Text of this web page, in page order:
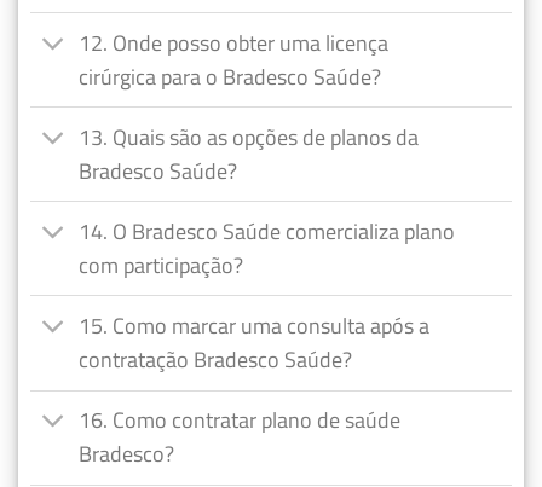
12. Onde posso obter uma licença
cirúrgica para o Bradesco Saúde?
13. Quais são as opções de planos da
Bradesco Saúde?
14. O Bradesco Saúde comercializa plano
com participação?
15. Como marcar uma consulta após a
contratação Bradesco Saúde?
16. Como contratar plano de saúde
Bradesco?